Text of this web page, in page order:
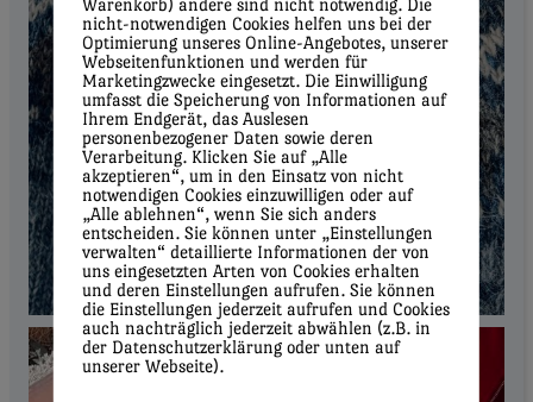
nicht-notwendigen Cookies helfen uns bei der
Optimierung unseres Online-Angebotes, unserer
Webseitenfunktionen und werden für
Marketingzwecke eingesetzt. Die Einwilligung
umfasst die Speicherung von Informationen auf
Ihrem Endgerät, das Auslesen
personenbezogener Daten sowie deren
Verarbeitung. Klicken Sie auf „Alle
akzeptieren“, um in den Einsatz von nicht
notwendigen Cookies einzuwilligen oder auf
„Alle ablehnen“, wenn Sie sich anders
entscheiden. Sie können unter „Einstellungen
verwalten“ detaillierte Informationen der von
uns eingesetzten Arten von Cookies erhalten
und deren Einstellungen aufrufen. Sie können
die Einstellungen jederzeit aufrufen und Cookies
auch nachträglich jederzeit abwählen (z.B. in
der Datenschutzerklärung oder unten auf
unserer Webseite).